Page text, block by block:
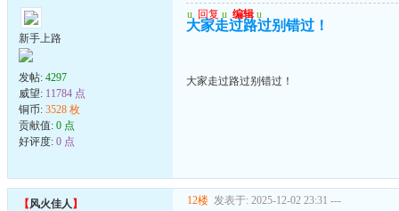
新手上路
发帖: 4297
威望: 11784 点
铜币: 3528 枚
贡献值: 0 点
好评度: 0 点
u 回复 u 编辑 u
大家走过路过别错过！
大家走过路过别错过！
【风火佳人 】 12楼 发表于: 2025-12-02 23:31 ---